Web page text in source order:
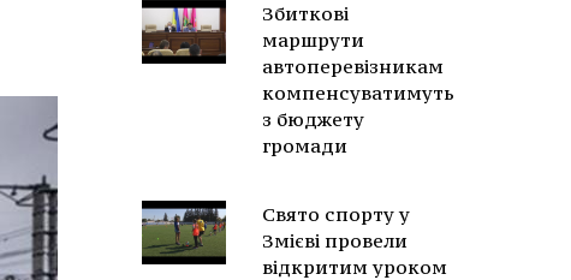
Збиткові
маршрути
автоперевізникам
компенсуватимуть
з бюджету
громади
Свято спорту у
Змієві провели
відкритим уроком